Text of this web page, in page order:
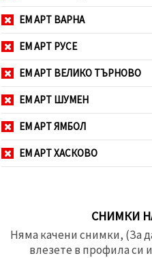
ЕМ АРТ ВАРНА
ЕМ АРТ РУСЕ
ЕМ АРТ ВЕЛИКО ТЪРНОВО
ЕМ АРТ ШУМЕН
ЕМ АРТ ЯМБОЛ
ЕМ АРТ ХАСКОВО
СНИМКИ
Няма качени снимки, (За
влезете в профила си